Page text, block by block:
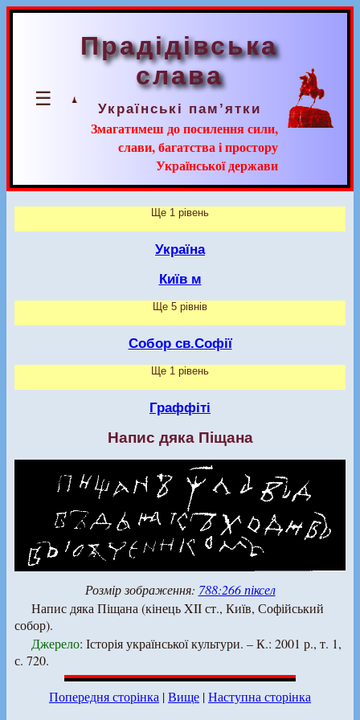
☰
Прадідівська
слава
Українські пам’ятки
Змагатимеш до посилення сили,
слави, багатства і простору
Української держави
Ще 1 рівень
Україна
Київ м
Ще 5 рівнів
Собор св.Софії
Ще 1 рівень
Граффіті
Напис дяка Піщана
Розмір зображення: 788:266 піксел
Напис дяка Піщана (кінець XII ст., Київ, Софійський
собор).
Джерело: Історія української культури. – К.: 2001 р., т. 1,
с. 720.
Попередня сторінка |Вище |Наступна сторінка